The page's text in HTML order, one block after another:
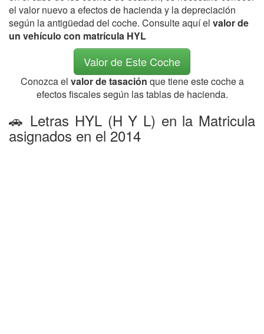
el valor nuevo a efectos de hacienda y la depreciación
según la antigüedad del coche. Consulte aquí el valor de
un vehículo con matrícula HYL
Valor de Este Coche
Conozca el valor de tasación que tiene este coche a
efectos fiscales según las tablas de hacienda.
🚗 Letras HYL (H Y L) en la Matricula
asignados en el 2014